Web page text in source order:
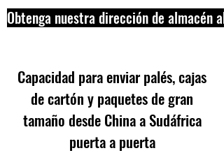
Obtenga nuestra dirección de almacén
Capacidad para enviar palés, cajas
de cartón y paquetes de gran
tamaño desde China a Sudáfrica
puerta a puerta